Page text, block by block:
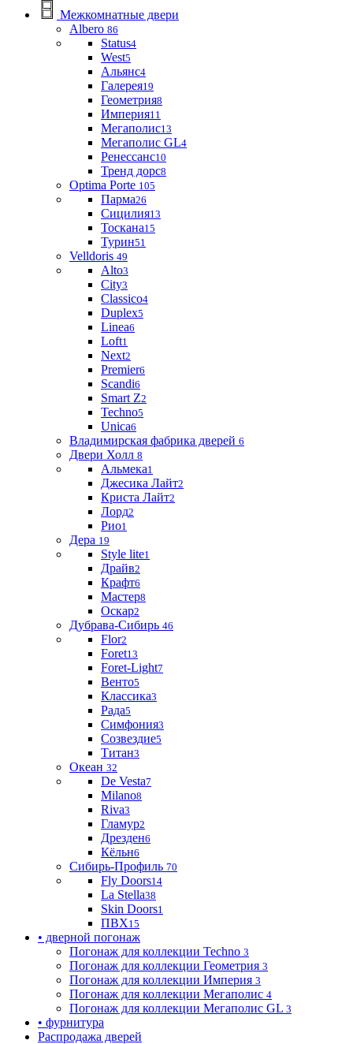
Межкомнатные двери
Albero 86
Status4
West5
Альянс4
Галерея19
Геометрия8
Империя11
Мегаполис13
Мегаполис GL4
Ренессанс10
Тренд дорс8
Optima Porte 105
Парма26
Сицилия13
Тоскана15
Турин51
Velldoris 49
Alto3
City3
Classico4
Duplex5
Linea6
Loft1
Next2
Premier6
Scandi6
Smart Z2
Techno5
Unica6
Владимирская фабрика дверей 6
Двери Холл 8
Альмека1
Джесика Лайт2
Криста Лайт2
Лорд2
Рио1
Дера 19
Style lite1
Драйв2
Крафт6
Мастер8
Оскар2
Дубрава-Сибирь 46
Flor2
Foret13
Foret-Light7
Венто5
Классика3
Рада5
Симфония3
Созвездие5
Титан3
Океан 32
De Vesta7
Milano8
Riva3
Гламур2
Дрезден6
Кёльн6
Сибирь-Профиль 70
Fly Doors14
La Stella38
Skin Doors1
ПВХ15
• дверной погонаж
Погонаж для коллекции Techno 3
Погонаж для коллекции Геометрия 3
Погонаж для коллекции Империя 3
Погонаж для коллекции Мегаполис 4
Погонаж для коллекции Мегаполис GL 3
• фурнитура
Распродажа дверей